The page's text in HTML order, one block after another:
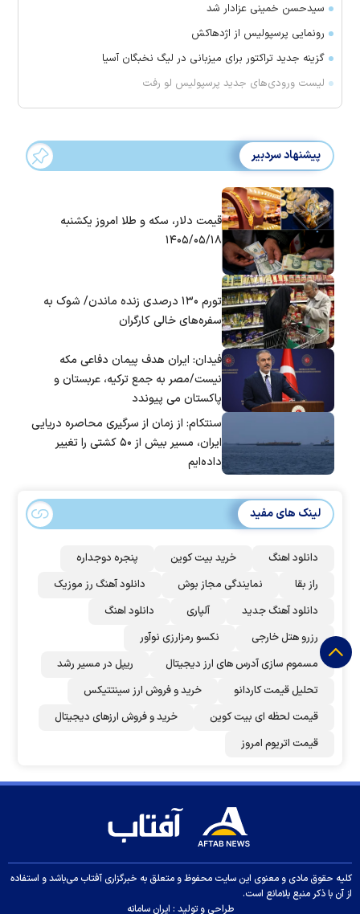
سیدحسن خمینی عزادار شد
رونمایی پرسپولیس از اژدهاکش
گزینه جدید تراکتور برای میزبانی در لیگ نخبگان آسیا
لیست ورودی‌های جدید پرسپولیس لو رفت
پیشنهاد سردبیر
قیمت دلار، سکه و طلا امروز یکشنبه
۱۴۰۵/۰۵/۱۸
تورم ۱۳۰ درصدی زنده ماندن/ شوک به
سفره‌های خالی کارگران
فیدان: ایران هدف پیمان دفاعی مکه
نیست/مصر به جمع ترکیه، عربستان و
پاکستان می پیوندد
سنتکام: از زمان از سرگیری محاصره دریایی
ایران، مسیر بیش از ۵۰ کشتی را تغییر
داده‌ایم
لینک های مفید
دانلود اهنگ خرید بیت کوین
پنجره دوجداره
راز بقا
نمایندگی مجاز بوش
دانلود آهنگ رز‌ موزیک
دانلود آهنگ جدید
آلپاری
دانلود اهنگ
رزرو هتل خارجی
نکسو رمزارزی نوآور
مسموم سازی آدرس های ارز دیجیتال
ریپل در مسیر رشد
تحلیل قیمت کاردانو
خرید و فروش ارز سینتتیکس
قیمت لحظه ای بیت کوین
خرید و فروش ارزهای دیجیتال
قیمت اتریوم امروز
کلیه حقوق مادی و معنوی این سایت محفوظ و متعلق به خبرگزاری آفتاب می‌باشد و استفاده
از آن با ذکر منبع بلامانع است.
طراحی و تولید : ایران سامانه